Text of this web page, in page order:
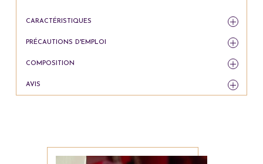
CARACTÉRISTIQUES
PRÉCAUTIONS D'EMPLOI
COMPOSITION
AVIS